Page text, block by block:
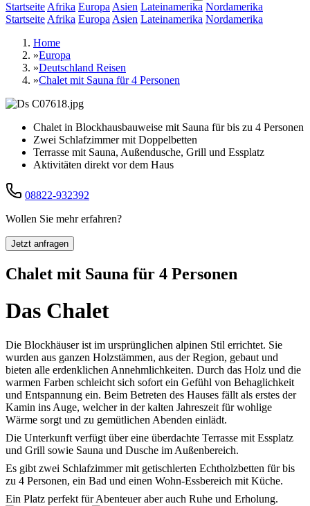
Startseite Afrika Europa Asien Lateinamerika Nordamerika
Startseite Afrika Europa Asien Lateinamerika Nordamerika
Home
»Europa
»Deutschland Reisen
»Chalet mit Sauna für 4 Personen
Chalet in Blockhausbauweise mit Sauna für bis zu 4 Personen
Zwei Schlafzimmer mit Doppelbetten
Terrasse mit Sauna, Außendusche, Grill und Essplatz
Aktivitäten direkt vor dem Haus
08822-932392
Wollen Sie mehr erfahren?
Jetzt anfragen
Chalet mit Sauna für 4 Personen
Das Chalet
Die Blockhäuser ist im ursprünglichen alpinen Stil errichtet. Sie
wurden aus ganzen Holzstämmen, aus der Region, gebaut und
bieten alle erdenklichen Annehmlichkeiten. Durch das Holz und die
warmen Farben schleicht sich sofort ein Gefühl von Behaglichkeit
und Entspannung ein. Beim Betreten des Hauses fällt als erstes der
Kamin ins Auge, welcher in der kalten Jahreszeit für wohlige
Wärme sorgt und zu gemütlichen Abenden einlädt.
Die Unterkunft verfügt über eine überdachte Terrasse mit Essplatz
und Grill sowie Sauna und Dusche im Außenbereich.
Es gibt zwei Schlafzimmer mit getischlerten Echtholzbetten für bis
zu 4 Personen, ein Bad und einen Wohn-Essbereich mit Küche.
Ein Platz perfekt für Abenteuer aber auch Ruhe und Erholung.